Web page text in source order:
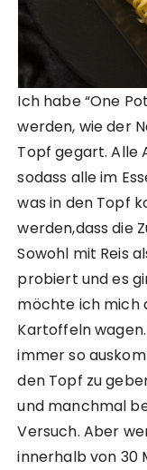
Ich habe “One
werden, wie der
Topf gegart. Alle
sodass alle im
was in den Topf
werden,dass die
Sowohl mit Reis
probiert und es
möchte ich mich
Kartoffeln
immer so
den Topf zu
und manchmal
Versuch. Aber
innerhalb von 30